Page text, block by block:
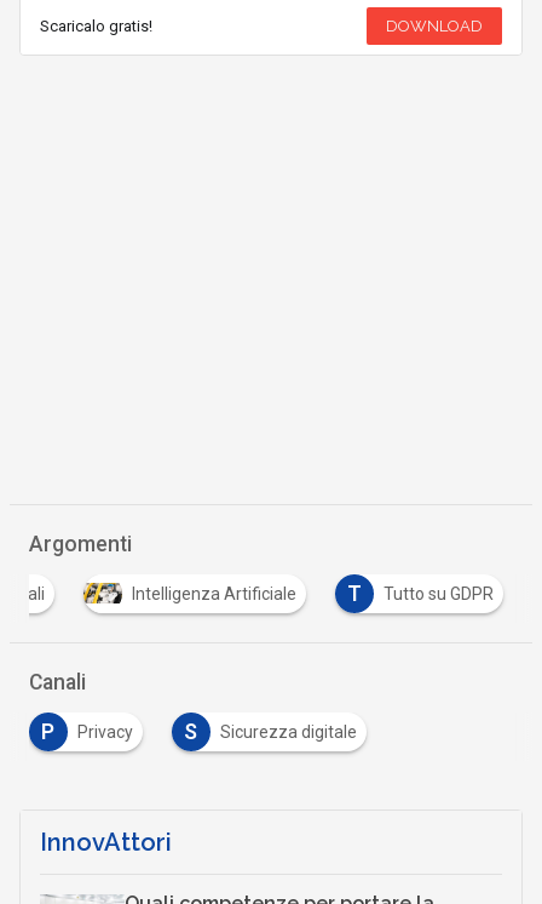
Scaricalo gratis! DOWNLOAD
Argomenti
Intelligenza Artificiale T Tutto su GDPR
Canali
P Privacy S Sicurezza digitale
InnovAttori